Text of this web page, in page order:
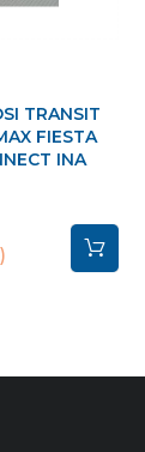
TRANSIT
FIESTA
INA